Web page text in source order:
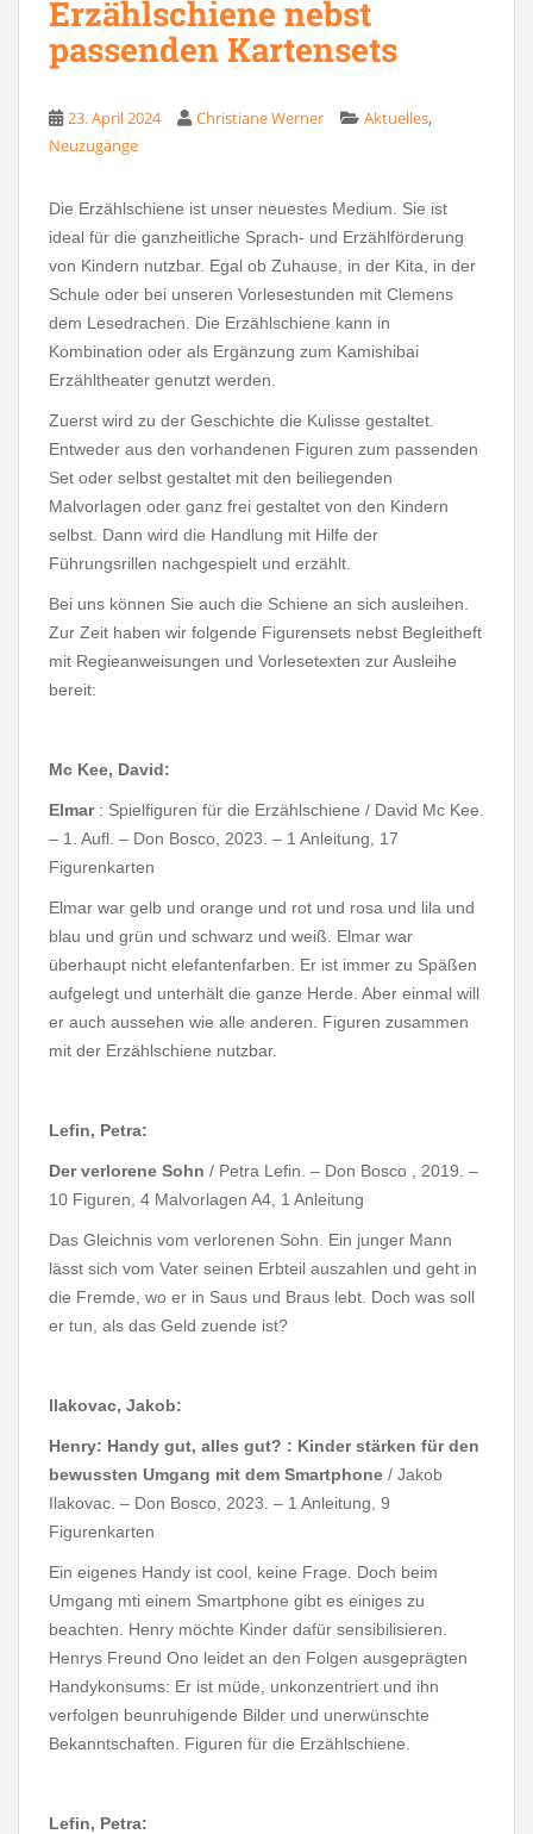
Erzählschiene nebst
passenden Kartensets
23. April 2024 Christiane Werner Aktuelles,
Neuzugänge
Die Erzählschiene ist unser neuestes Medium. Sie ist
ideal für die ganzheitliche Sprach- und Erzählförderung
von Kindern nutzbar. Egal ob Zuhause, in der Kita, in der
Schule oder bei unseren Vorlesestunden mit Clemens
dem Lesedrachen. Die Erzählschiene kann in
Kombination oder als Ergänzung zum Kamishibai
Erzähltheater genutzt werden.
Zuerst wird zu der Geschichte die Kulisse gestaltet.
Entweder aus den vorhandenen Figuren zum passenden
Set oder selbst gestaltet mit den beiliegenden
Malvorlagen oder ganz frei gestaltet von den Kindern
selbst. Dann wird die Handlung mit Hilfe der
Führungsrillen nachgespielt und erzählt.
Bei uns können Sie auch die Schiene an sich ausleihen.
Zur Zeit haben wir folgende Figurensets nebst Begleitheft
mit Regieanweisungen und Vorlesetexten zur Ausleihe
bereit:
Mc Kee, David:
Elmar: Spielfiguren für die Erzählschiene / David Mc Kee.
– 1. Aufl. – Don Bosco, 2023. – 1 Anleitung, 17
Figurenkarten
Elmar war gelb und orange und rot und rosa und lila und
blau und grün und schwarz und weiß. Elmar war
überhaupt nicht elefantenfarben. Er ist immer zu Späßen
aufgelegt und unterhält die ganze Herde. Aber einmal will
er auch aussehen wie alle anderen. Figuren zusammen
mit der Erzählschiene nutzbar.
Lefin, Petra:
Der verlorene Sohn / Petra Lefin. – Don Bosco , 2019. –
10 Figuren, 4 Malvorlagen A4, 1 Anleitung
Das Gleichnis vom verlorenen Sohn. Ein junger Mann
lässt sich vom Vater seinen Erbteil auszahlen und geht in
die Fremde, wo er in Saus und Braus lebt. Doch was soll
er tun, als das Geld zuende ist?
Ilakovac, Jakob:
Henry: Handy gut, alles gut? : Kinder stärken für den
bewussten Umgang mit dem Smartphone / Jakob
Ilakovac. – Don Bosco, 2023. – 1 Anleitung, 9
Figurenkarten
Ein eigenes Handy ist cool, keine Frage. Doch beim
Umgang mti einem Smartphone gibt es einiges zu
beachten. Henry möchte Kinder dafür sensibilisieren.
Henrys Freund Ono leidet an den Folgen ausgeprägten
Handykonsums: Er ist müde, unkonzentriert und ihn
verfolgen beunruhigende Bilder und unerwünschte
Bekanntschaften. Figuren für die Erzählschiene.
Lefin, Petra: